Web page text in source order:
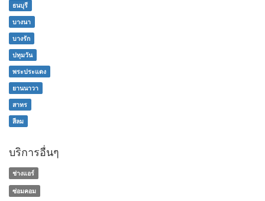
ธนบุรี
บางนา
บางรัก
ปทุมวัน
พระประแดง
ยานนาวา
สาทร
สีลม
บริการอื่นๆ
ช่างแอร์
ซ่อมคอม